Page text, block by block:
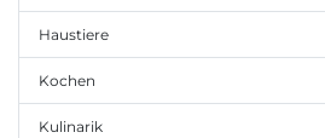
Haustiere
Kochen
Kulinarik